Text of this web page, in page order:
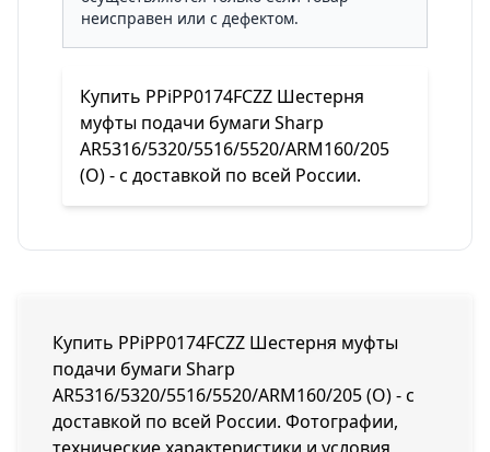
неисправен или с дефектом.
Купить PPiPP0174FCZZ Шестерня
муфты подачи бумаги Sharp
AR5316/5320/5516/5520/ARM160/205
(O) - с доставкой по всей России.
Купить PPiPP0174FCZZ Шестерня муфты
подачи бумаги Sharp
AR5316/5320/5516/5520/ARM160/205 (O) - с
доставкой по всей России. Фотографии,